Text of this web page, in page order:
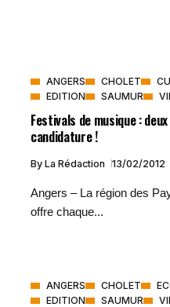
ANGERS CHOLET
EDITION
SAUMUR
Festivals de musique :
candidature !
By La Rédaction 13/02/2012
Angers – La région des
offre chaque...
ANGERS CHOLET
EDITION
SAUMUR